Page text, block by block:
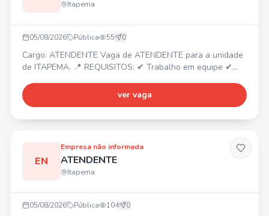
Itapema
05/08/2026 Pública 55 0
Cargo: ATENDENTE Vaga de ATENDENTE para a unidade
de ITAPEMA. 📍 REQUISITOS: ✔ Trabalho em equipe ✔
currículo por WhatsApp e faça parte do nosso time!
ver vaga
EN
Empresa não informada
ATENDENTE
Itapema
05/08/2026 Pública 104 0